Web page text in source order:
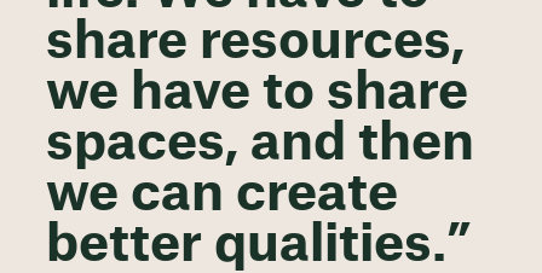
share resources,
we have to share
spaces, and then
we can create
better qualities.”